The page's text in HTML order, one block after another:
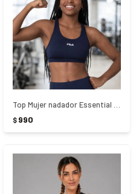
Top Mujer nadador Essential Fila - AZUL
$ 990